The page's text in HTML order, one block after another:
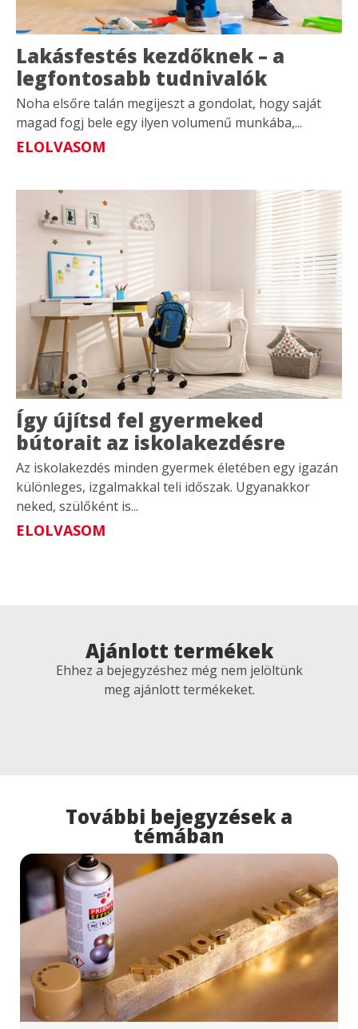
Lakásfestés kezdőknek – a
legfontosabb tudnivalók
Noha elsőre talán megijeszt a gondolat, hogy saját
magad fogj bele egy ilyen volumenű munkába,...
ELOLVASOM
Így újítsd fel gyermeked
bútorait az iskolakezdésre
Az iskolakezdés minden gyermek életében egy igazán
különleges, izgalmakkal teli időszak. Ugyanakkor
neked, szülőként is...
ELOLVASOM
Ajánlott termékek
Ehhez a bejegyzéshez még nem jelöltünk
meg ajánlott termékeket.
További bejegyzések a
témában